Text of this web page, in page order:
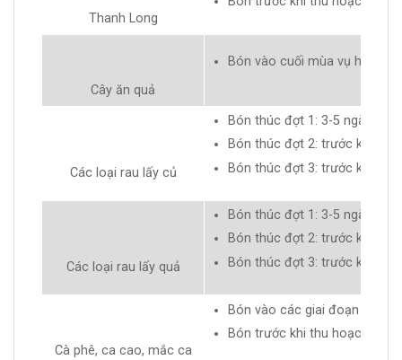
Thanh Long
Cây ăn quả
Bón vào cuối mùa vụ hoặc
Các loại rau lấy củ
Bón thúc đợt 1: 3-5 ngày sau
Bón thúc đợt 2: trước khi ra
Bón thúc đợt 3: trước khi thu
Các loại rau lấy quả
Bón thúc đợt 1: 3-5 ngày sau
Bón thúc đợt 2: trước khi ra
Bón thúc đợt 3: trước khi thu
Cà phê, ca cao, mắc ca
Bón vào các giai đoạn phát
Bón trước khi thu hoạch 30-